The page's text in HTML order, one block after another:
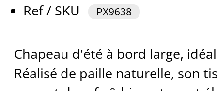
Ref / SKU
PX9638
Chapeau d'été à bord large,
Réalisé de paille naturelle, son